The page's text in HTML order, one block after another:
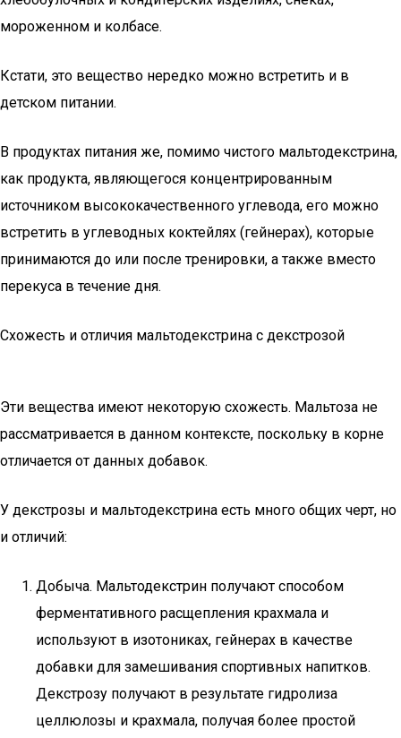
мороженном и колбасе.
Кстати, это вещество нередко можно встретить и в
детском питании.
В продуктах питания же, помимо чистого мальтодекстрина,
как продукта, являющегося концентрированным
источником высококачественного углевода, его можно
встретить в углеводных коктейлях (гейнерах), которые
принимаются до или после тренировки, а также вместо
перекуса в течение дня.
Схожесть и отличия мальтодекстрина с декстрозой
Эти вещества имеют некоторую схожесть. Мальтоза не
рассматривается в данном контексте, поскольку в корне
отличается от данных добавок.
У декстрозы и мальтодекстрина есть много общих черт, но
и отличий:
Добыча. Мальтодекстрин получают способом
ферментативного расщепления крахмала и
используют в изотониках, гейнерах в качестве
добавки для замешивания спортивных напитков.
Декстрозу получают в результате гидролиза
целлюлозы и крахмала, получая более простой